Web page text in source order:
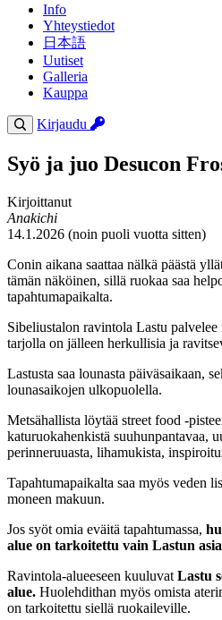
Info
Yhteystiedot
日本語
Uutiset
Galleria
Kauppa
Kirjaudu
Syö ja juo Desucon
Kirjoittanut
Anakichi
14.1.2026 (noin puoli vuotta sitten)
Conin aikana saattaa nälkä päästä
tämän näköinen, sillä ruokaa saa
tapahtumapaikalta.
Sibeliustalon ravintola Lastu
tarjolla on jälleen herkullisia ja
Lastusta saa lounasta päiväsaikaan,
lounasaikojen ulkopuolella.
Metsähallista löytää street food -
katuruokahenkistä suuhunpantavaa,
perinneruuasta, lihamukista,
Tapahtumapaikalta saa myös veden
moneen makuun.
Jos syöt omia eväitä tapahtumassa,
alue on tarkoitettu vain Lastun
Ravintola-alueeseen kuuluvat Lastu
alue. Huolehdithan myös omista
on tarkoitettu siellä ruokaileville.